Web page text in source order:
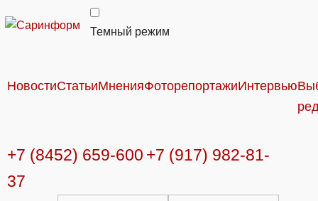
Темный режим
НовостиСтатьиМненияФоторепортажиИнтервью
+7 (8452) 659-600 +7 (917) 982-81-
37